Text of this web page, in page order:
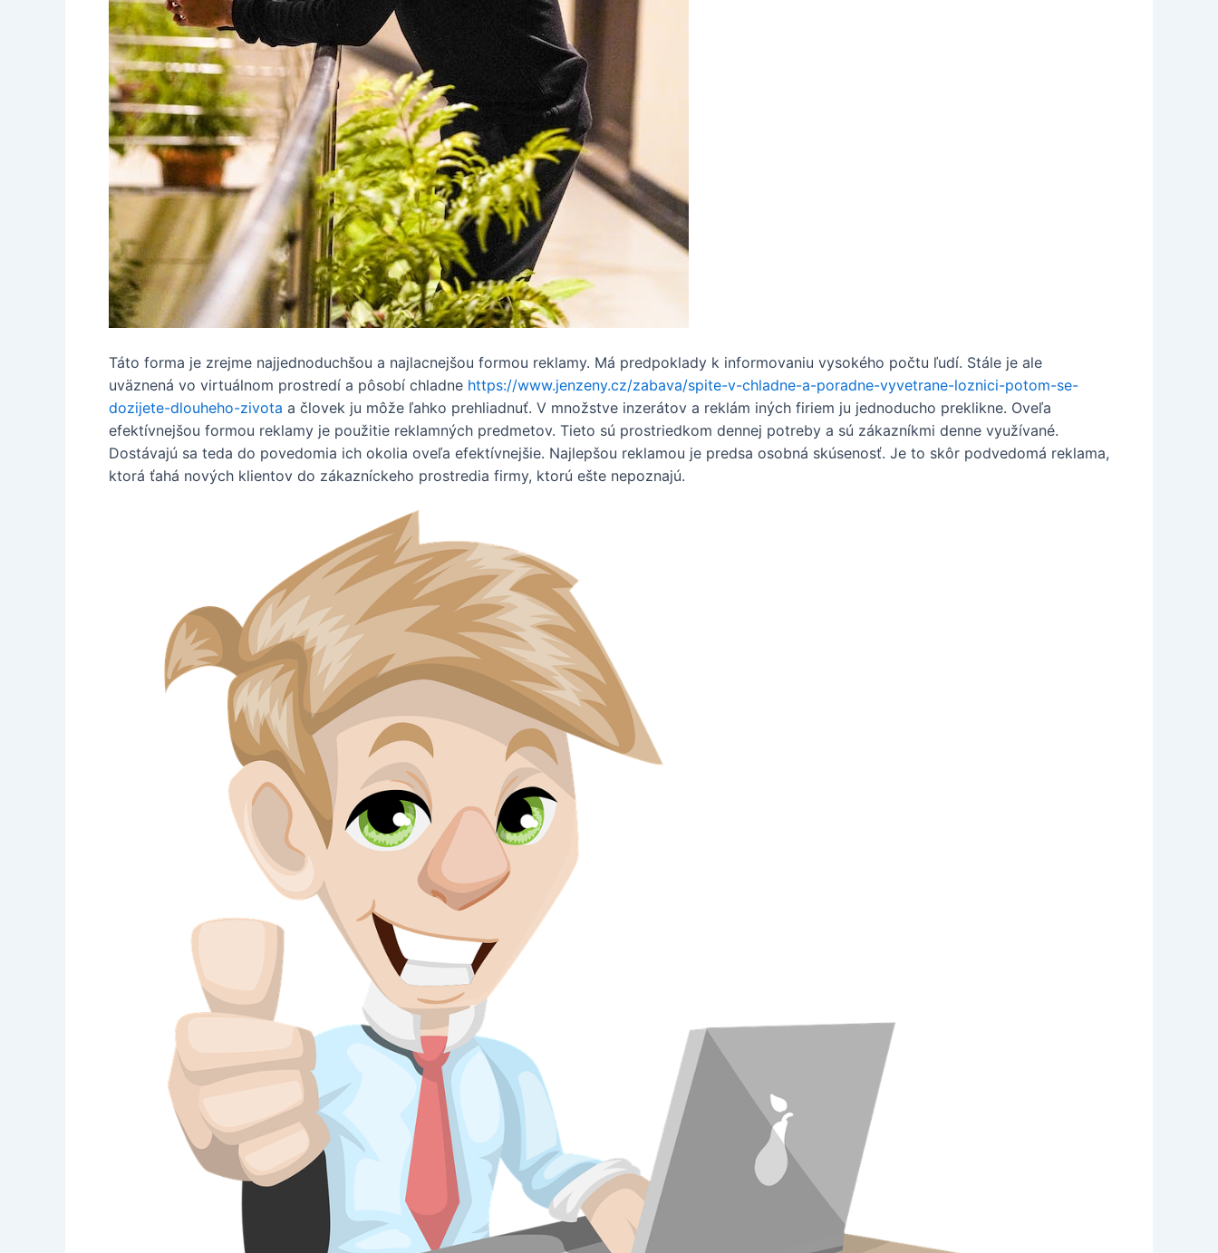
Táto forma je zrejme najjednoduchšou a najlacnejšou formou reklamy. Má predpoklady k informovaniu vysokého počtu ľudí. Stále je ale
uväznená vo virtuálnom prostredí a pôsobí chladne https://www.jenzeny.cz/zabava/spite-v-chladne-a-poradne-vyvetrane-loznici-potom-se-
dozijete-dlouheho-zivota a človek ju môže ľahko prehliadnuť. V množstve inzerátov a reklám iných firiem ju jednoducho preklikne. Oveľa
efektívnejšou formou reklamy je použitie reklamných predmetov. Tieto sú prostriedkom dennej potreby a sú zákazníkmi denne využívané.
Dostávajú sa teda do povedomia ich okolia oveľa efektívnejšie. Najlepšou reklamou je predsa osobná skúsenosť. Je to skôr podvedomá reklama,
ktorá ťahá nových klientov do zákazníckeho prostredia firmy, ktorú ešte nepoznajú.